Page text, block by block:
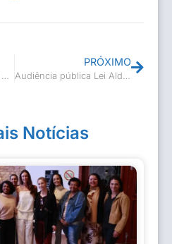
Programação 2° Samba Casimiro
PRÓXIMO
Audiência pública Lei Aldir Blanc na sede do município
Notícias